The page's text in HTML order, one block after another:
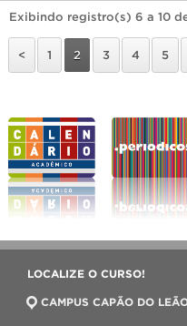
Exibindo registro(s) 6 a 10
< 1 2 3 4 5
LOCALIZE O CURSO!
CAMPUS CAPÃO DO